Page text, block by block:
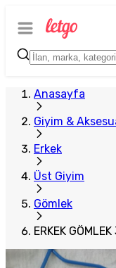
Anasayfa
Giyim &
Erkek
Üst Giyim
Gömlek
ERKEK